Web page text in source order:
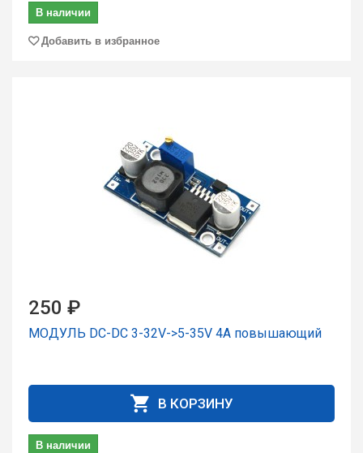
В наличии
Добавить в избранное
250 ₽
МОДУЛЬ DC-DC 3-32V->5-35V 4A повышающий
В КОРЗИНУ
В наличии